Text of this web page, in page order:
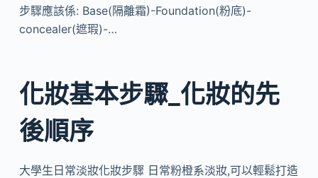
步驟應該係: Base(隔離霜)-Foundation(粉底)-
concealer(遮瑕)-…
化妝基本步驟_化妝的先
後順序
大學生日常淡妝化妝步驟 日常粉橙系淡妝,可以輕鬆打造